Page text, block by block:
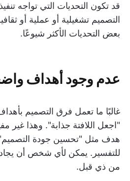
التصميم تشغيلية أو عملية أو
بعض التحديات الأكثر شيوعًا.
عدم وجود أهداف
غالبًا ما تعمل فرق التصميم
"اجعل اللافتة جذابة". وهذا غير
هدف مثل "تحسين جودة
للتفسير. يمكن لأي شخص أن
من ذي قبل.